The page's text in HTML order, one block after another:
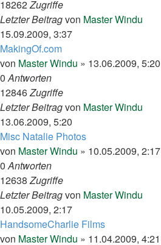
18262Zugriffe
Letzter Beitragvon Master Windu
15.09.2009, 3:37
MakingOf.com
von Master Windu » 13.06.2009, 5:20
0Antworten
12846Zugriffe
Letzter Beitragvon Master Windu
13.06.2009, 5:20
Misc Natalie Photos
von Master Windu » 10.05.2009, 2:17
0Antworten
12638Zugriffe
Letzter Beitragvon Master Windu
10.05.2009, 2:17
HandsomeCharlie Films
von Master Windu » 11.04.2009, 4:21